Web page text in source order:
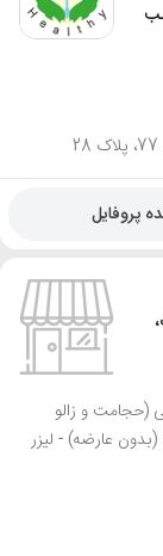
پروفایل
(حجامت و زالو
عارضه) - لیزر